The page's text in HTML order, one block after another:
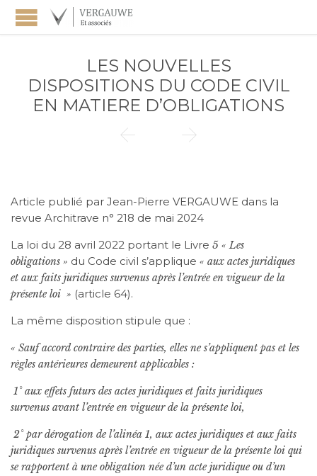
LES NOUVELLES
DISPOSITIONS DU CODE CIVIL
EN MATIERE D’OBLIGATIONS
 
Article publié par Jean-Pierre VERGAUWE dans la
revue Architrave n° 218 de mai 2024
La loi du 28 avril 2022 portant le Livre 5 « Les
obligations » du Code civil s’applique « aux actes juridiques
et aux faits juridiques survenus après l’entrée en vigueur de la
présente loi » (article 64).
La même disposition stipule que :
« Sauf accord contraire des parties, elles ne s’appliquent pas et les
règles antérieures demeurent applicables :
1° aux effets futurs des actes juridiques et faits juridiques
survenus avant l’entrée en vigueur de la présente loi,
2° par dérogation de l’alinéa 1, aux actes juridiques et aux faits
juridiques survenus après l’entrée en vigueur de la présente loi qui
se rapportent à une obligation née d’un acte juridique ou d’un